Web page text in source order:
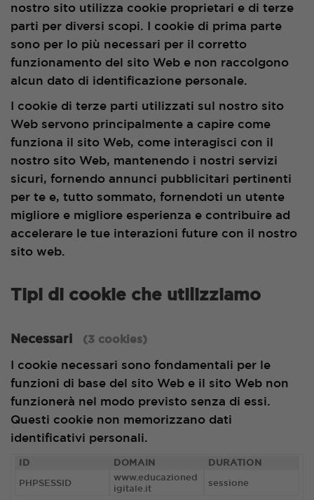
nostro sito utilizza cookie proprietari e di terze
parti per diversi scopi. I cookie di prima parte
sono per lo più necessari per il corretto
funzionamento del sito Web e non raccolgono
alcun dato di identificazione personale.
I cookie di terze parti utilizzati sul nostro sito
Web servono principalmente a capire come
funziona il sito Web, come interagisci con il
nostro sito Web, mantenendo i nostri servizi
sicuri, fornendo annunci pubblicitari pertinenti
per te e, tutto sommato, fornendoti un utente
migliore e migliore esperienza e contribuire ad
accelerare le tue interazioni future con il nostro
sito web.
Tipi di cookie che utilizziamo
Necessari (3 cookies)
I cookie necessari sono fondamentali per le
funzioni di base del sito Web e il sito Web non
funzionerà nel modo previsto senza di essi.
Questi cookie non memorizzano dati
identificativi personali.
ID DOMAIN DURATION
PHPSESSID
www.educazioned
igitale.it
sessione